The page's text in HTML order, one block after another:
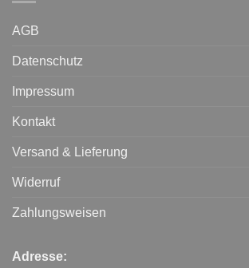
AGB
Datenschutz
Impressum
Kontakt
Versand & Lieferung
Widerruf
Zahlungsweisen
Adresse: